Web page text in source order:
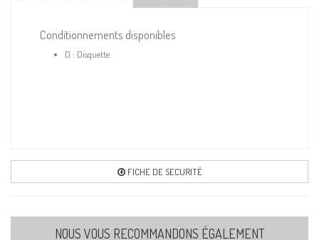
Conditionnements disponibles
D : Disquette
FICHE DE SECURITÉ
NOUS VOUS RECOMMANDONS ÉGALEMENT